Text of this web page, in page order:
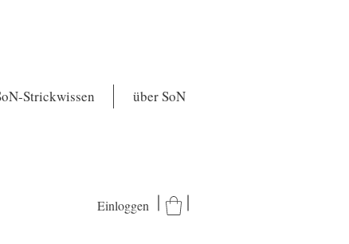
Strickwissen über SoN
Einloggen